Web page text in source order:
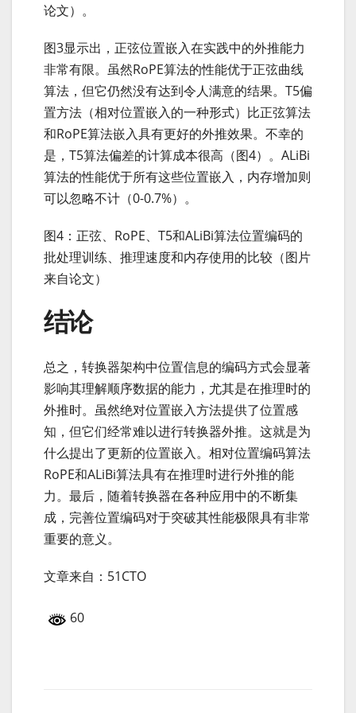
论文）。
图3显示出，正弦位置嵌入在实践中的外推能力
非常有限。虽然RoPE算法的性能优于正弦曲线
算法，但它仍然没有达到令人满意的结果。T5偏
置方法（相对位置嵌入的一种形式）比正弦算法
和RoPE算法嵌入具有更好的外推效果。不幸的
是，T5算法偏差的计算成本很高（图4）。ALiBi
算法的性能优于所有这些位置嵌入，内存增加则
可以忽略不计（0-0.7%）。
图4：正弦、RoPE、T5和ALiBi算法位置编码的
批处理训练、推理速度和内存使用的比较（图片
来自论文）
结论
总之，转换器架构中位置信息的编码方式会显著
影响其理解顺序数据的能力，尤其是在推理时的
外推时。虽然绝对位置嵌入方法提供了位置感
知，但它们经常难以进行转换器外推。这就是为
什么提出了更新的位置嵌入。相对位置编码算法
RoPE和ALiBi算法具有在推理时进行外推的能
力。最后，随着转换器在各种应用中的不断集
成，完善位置编码对于突破其性能极限具有非常
重要的意义。
文章来自：51CTO
60